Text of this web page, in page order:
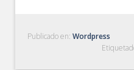
Publicado en:Wordpress